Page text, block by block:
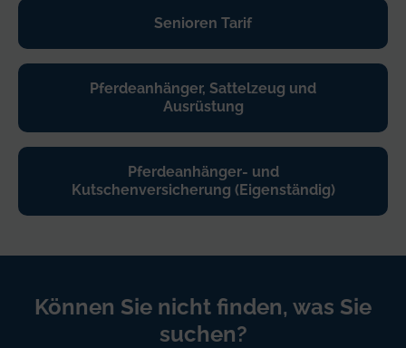
Senioren Tarif
Pferdeanhänger, Sattelzeug und
Ausrüstung
Pferdeanhänger- und
Kutschenversicherung (Eigenständig)
Können Sie nicht finden, was Sie
suchen?